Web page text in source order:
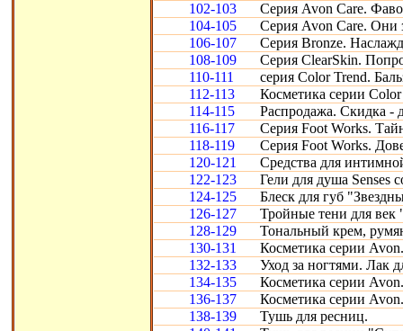
102-103
Серия Avon Care.
104-105
Серия Avon Care. Они
106-107
Серия Bronze.
108-109
Серия ClearSkin.
110-111
серия Color Trend.
112-113
Косметика серии
114-115
Распродажа. Скидка -
116-117
Серия Foot Works.
118-119
Серия Foot Works.
120-121
Средства для
122-123
Гели для душа Senses
124-125
Блеск для губ
126-127
Тройные тени для век
128-129
Тональный крем,
130-131
Косметика серии Avon.
132-133
Уход за ногтями. Лак
134-135
Косметика серии Avon.
136-137
Косметика серии Avon.
138-139
Тушь для ресниц.